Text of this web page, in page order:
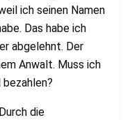
ich seinen Namen
Das habe ich
abgelehnt. Der
Anwalt. Muss ich
die